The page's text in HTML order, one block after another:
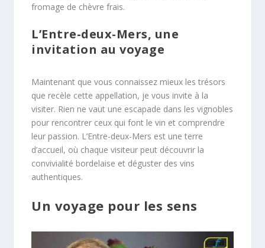
fromage de chèvre frais.
L’Entre-deux-Mers, une
invitation au voyage
Maintenant que vous connaissez mieux les trésors
que recèle cette appellation, je vous invite à la
visiter. Rien ne vaut une escapade dans les vignobles
pour rencontrer ceux qui font le vin et comprendre
leur passion. L’Entre-deux-Mers est une terre
d’accueil, où chaque visiteur peut découvrir la
convivialité bordelaise et déguster des vins
authentiques.
Un voyage pour les sens